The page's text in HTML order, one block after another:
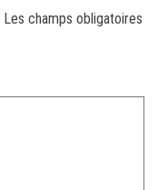
Les champs obligatoires